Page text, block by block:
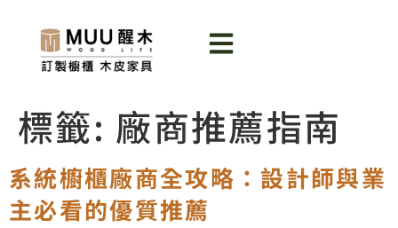
標籤: 廠商推薦指南
系統櫥櫃廠商全攻略：設計師與業
主必看的優質推薦